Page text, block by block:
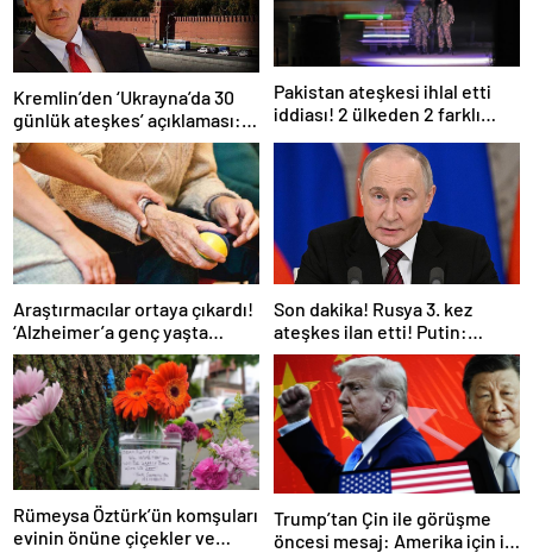
Kremlin’den ‘Ukrayna’da 30
günlük ateşkes’ açıklaması:
Bunu iyice düşünmeliyiz
Pakistan ateşkesi ihlal etti
iddiası! 2 ülkeden 2 farklı
Araştırmacılar ortaya çıkardı!
‘Alzheimer’a genç yaşta
yakalanabilirsiniz’
Son dakika! Rusya 3. kez
ateşkes ilan etti! Putin:
Erdoğan ile görüşme
gerçekleştireceğiz
Rümeysa Öztürk’ün komşuları
evinin önüne çiçekler ve
Trump’tan Çin ile görüşme
öncesi mesaj: Amerika için iyi